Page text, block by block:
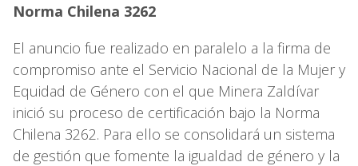
Norma Chilena 3262
El anuncio fue realizado en paralelo a la firma de
compromiso ante el Servicio Nacional de la Mujer y
Equidad de Género con el que Minera Zaldívar
inició su proceso de certificación bajo la Norma
Chilena 3262. Para ello se consolidará un sistema
de gestión que fomente la igualdad de género y la